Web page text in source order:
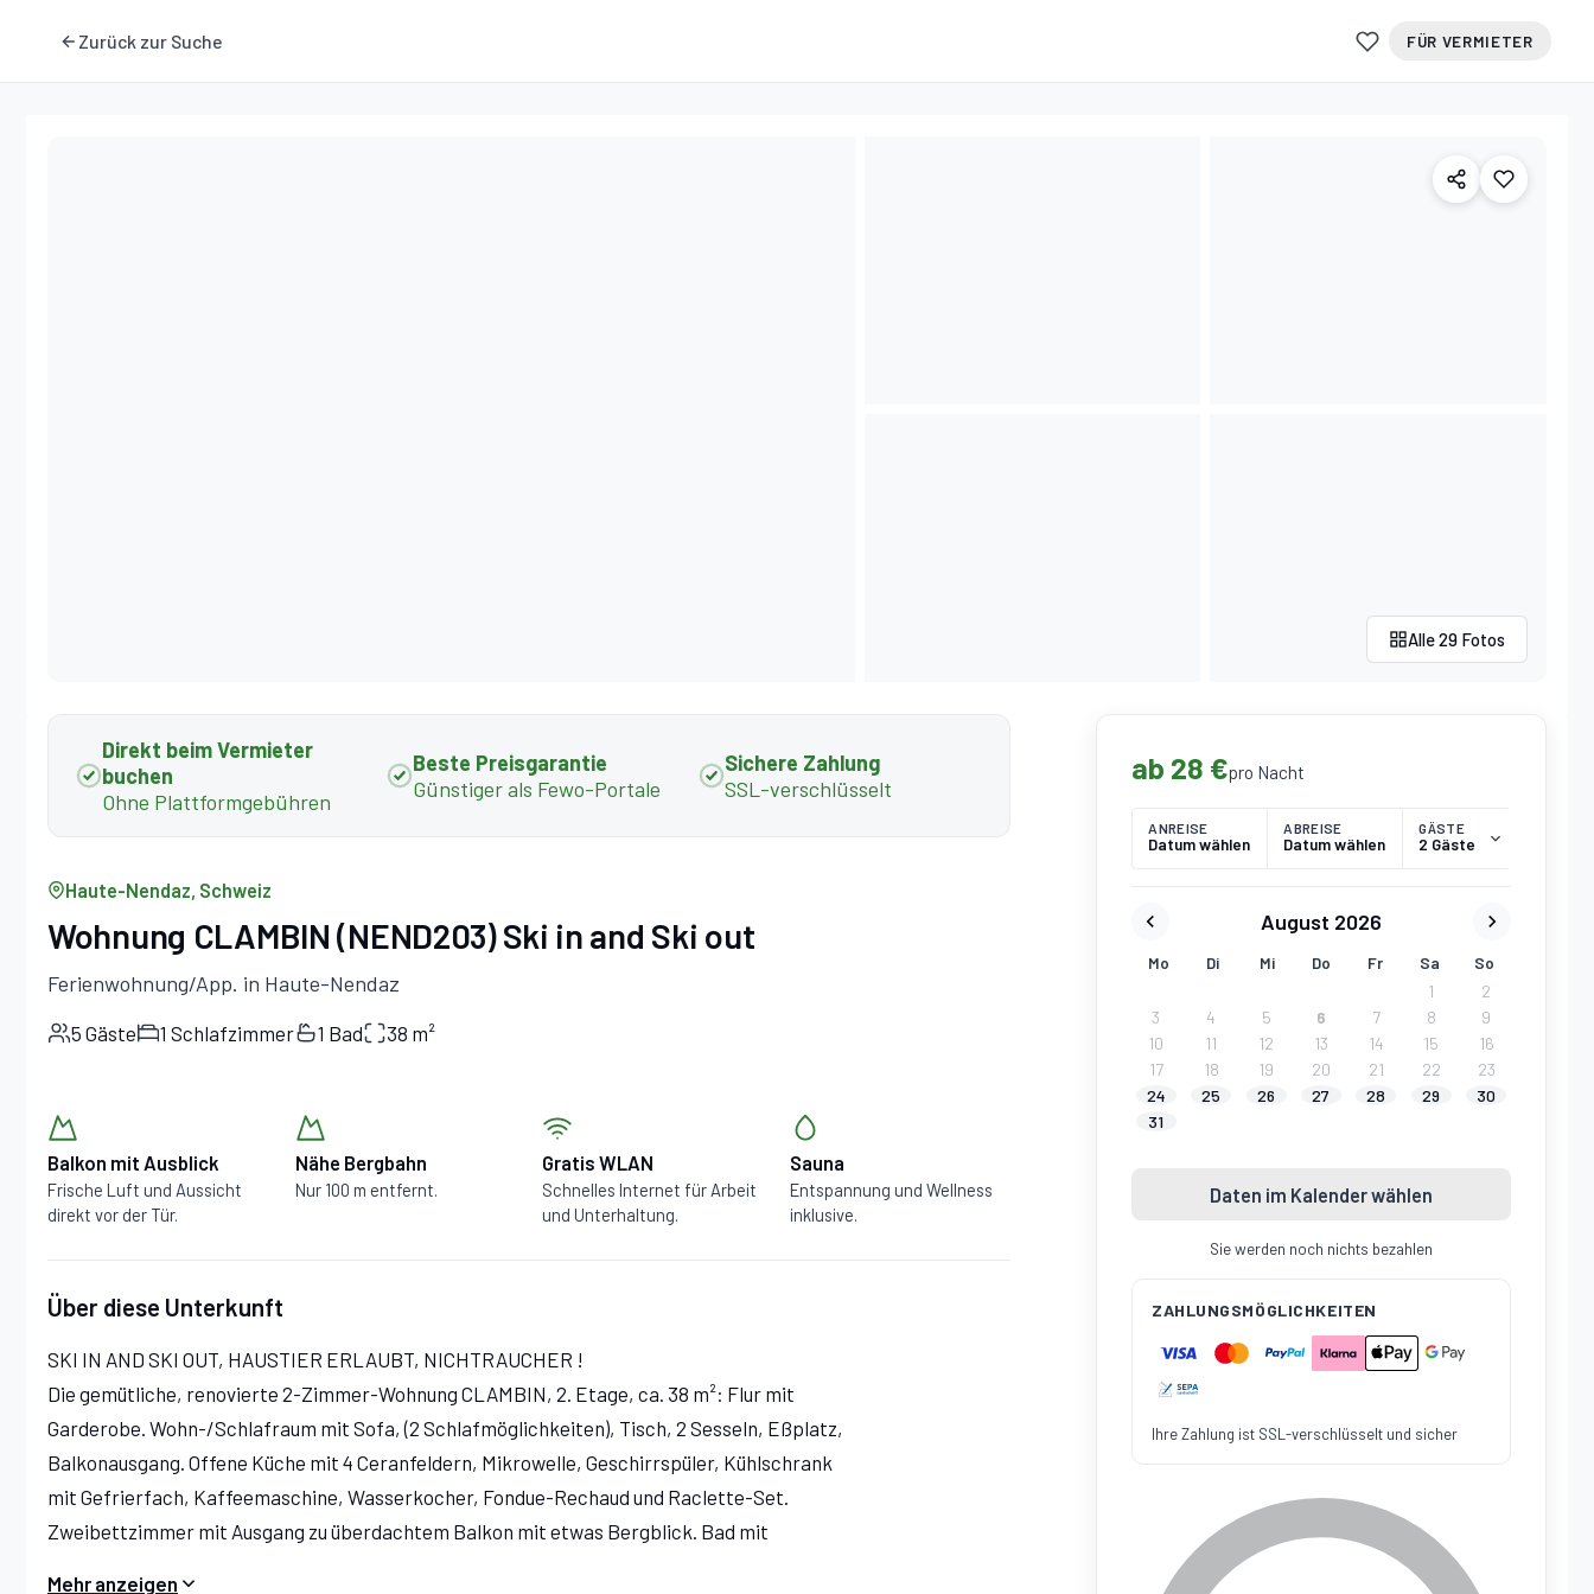
Zurück zur Suche FÜR VERMIETER
Alle 29 Fotos
Direkt beim Vermieter
buchen
Ohne Plattformgebühren
Beste Preisgarantie
Günstiger als Fewo-Portale
Sichere Zahlung
SSL-verschlüsselt
Haute-Nendaz, Schweiz
Wohnung CLAMBIN (NEND203) Ski in and Ski out
Ferienwohnung/App. in Haute-Nendaz
5 Gäste 1 Schlafzimmer 1 Bad 38 m²
Balkon mit Ausblick
Frische Luft und Aussicht
direkt vor der Tür.
Nähe Bergbahn
Nur 100 m entfernt.
Gratis WLAN
Schnelles Internet für Arbeit
und Unterhaltung.
Sauna
Entspannung und Wellness
inklusive.
Über diese Unterkunft
SKI IN AND SKI OUT, HAUSTIER ERLAUBT, NICHTRAUCHER !
Die gemütliche, renovierte 2-Zimmer-Wohnung CLAMBIN, 2. Etage, ca. 38 m²: Flur mit
Garderobe. Wohn-/Schlafraum mit Sofa, (2 Schlafmöglichkeiten), Tisch, 2 Sesseln, Eßplatz,
Balkonausgang. Offene Küche mit 4 Ceranfeldern, Mikrowelle, Geschirrspüler, Kühlschrank
mit Gefrierfach, Kaffeemaschine, Wasserkocher, Fondue-Rechaud und Raclette-Set.
Zweibettzimmer mit Ausgang zu überdachtem Balkon mit etwas Bergblick. Bad mit
Mehr anzeigen
ab 28 €pro Nacht
ANREISE
Datum wählen
ABREISE
Datum wählen
GÄSTE
2 Gäste
August 2026
Mo Di Mi Do Fr Sa
So
1
2
3
4 5 6 7 8
9
10
11 12 13 14 15
16
17
18 19 20 21 22
23
24
25 26 27 28 29
30
31
Daten im Kalender wählen
Sie werden noch nichts bezahlen
ZAHLUNGSMÖGLICHKEITEN
Ihre Zahlung ist SSL-verschlüsselt und sicher